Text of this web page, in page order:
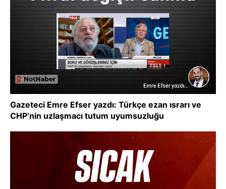
Gazeteci Emre Efser yazdı: Türkçe ezan ısrarı ve
CHP’nin uzlaşmacı tutum uyumsuzluğu